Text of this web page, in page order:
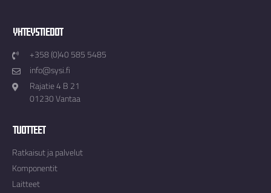
Yhteystiedot
+358 (0)40 585 5485
info@sysi.fi
Rajatie 4 B 21
01230 Vantaa
Tuotteet
Ratkaisut ja palvelut
Komponentit
Laitteet